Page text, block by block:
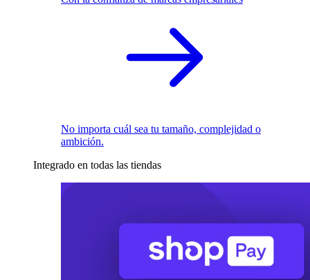
No importa cuál sea tu tamaño, complejidad o
ambición.
Integrado en todas las tiendas